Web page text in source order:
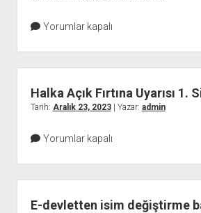
Yorumlar kapalı
Halka Açık Fırtına Uyarısı 1.
Tarih: Aralık 23, 2023| Yazar: admin
Yorumlar kapalı
E-devletten isim değiştirme